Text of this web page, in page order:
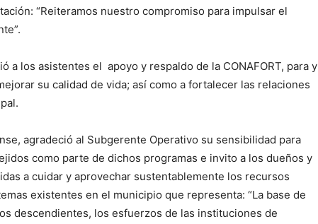
“Reiteramos nuestro compromiso para impulsar el
a los asistentes el apoyo y respaldo de la CONAFORT, para y
su calidad de vida; así como a fortalecer las relaciones
agradeció al Subgerente Operativo su sensibilidad para
como parte de dichos programas e invito a los dueños y
a cuidar y aprovechar sustentablemente los recursos
existentes en el municipio que representa: “La base de
descendientes, los esfuerzos de las instituciones de